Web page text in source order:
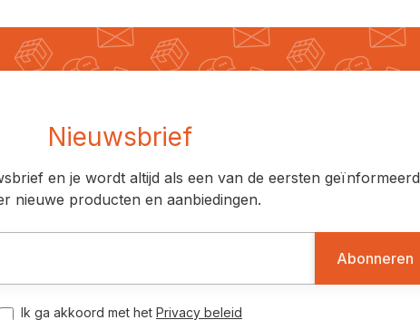
Nieuwsbrief
en je wordt altijd als een van de eersten geïnformeerd
nieuwe producten en aanbiedingen.
Abonneren
Ik ga akkoord met het Privacy beleid